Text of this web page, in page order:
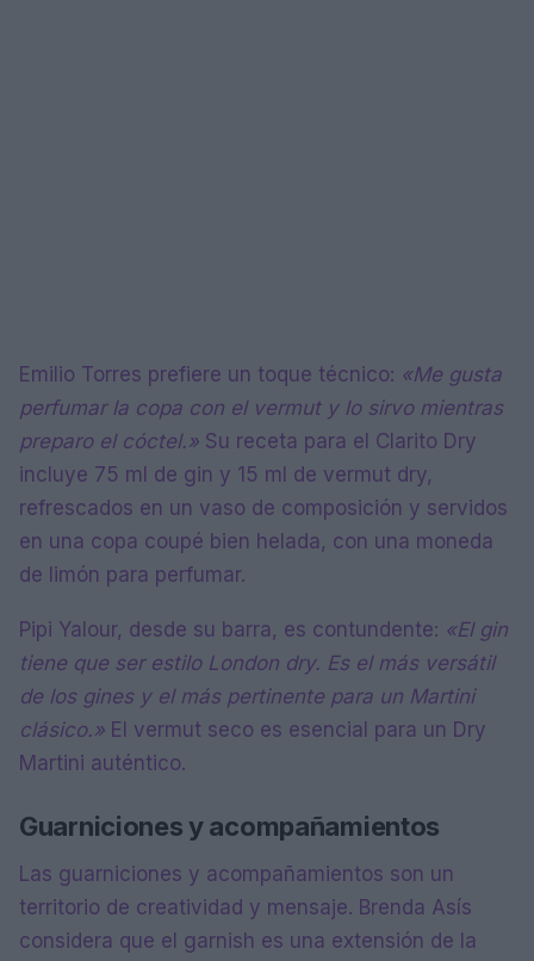
Emilio Torres prefiere un toque técnico: «Me gusta
perfumar la copa con el vermut y lo sirvo mientras
preparo el cóctel.» Su receta para el Clarito Dry
incluye 75 ml de gin y 15 ml de vermut dry,
refrescados en un vaso de composición y servidos
en una copa coupé bien helada, con una moneda
de limón para perfumar.
Pipi Yalour, desde su barra, es contundente: «El gin
tiene que ser estilo London dry. Es el más versátil
de los gines y el más pertinente para un Martini
clásico.» El vermut seco es esencial para un Dry
Martini auténtico.
Guarniciones y acompañamientos
Las guarniciones y acompañamientos son un
territorio de creatividad y mensaje. Brenda Asís
considera que el garnish es una extensión de la